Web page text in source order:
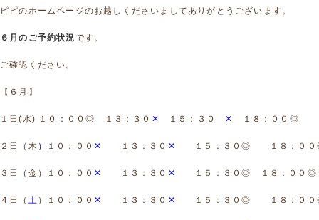
ピピのホームページのお越しくださいましてありがとうございます。
６月のご予約状況です。
ご確認ください。
【６月】
１日(水) １０：００◎ １３：３０ ✕ １５：３０ ✕ １８：００◎
２日（木 ） １０：００ ✕ １３：３０ ✕ １５：３０◎ １８：０
３日（金）１０：００ ✕ １３：３０ ✕ １５：３０◎ １８：００◎
４日（ 土 ）１０：００ ✕ １３：３０ ✕ １５：３０◎ １８：０